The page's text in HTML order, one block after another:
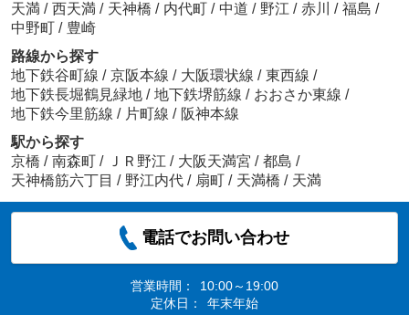
天満 / 西天満 / 天神橋 / 内代町 / 中道 / 野江 / 赤川 / 福島 /
中野町 / 豊崎
路線から探す
地下鉄谷町線 / 京阪本線 / 大阪環状線 / 東西線 /
地下鉄長堀鶴見緑地 / 地下鉄堺筋線 / おおさか東線 /
地下鉄今里筋線 / 片町線 / 阪神本線
駅から探す
京橋 / 南森町 / ＪＲ野江 / 大阪天満宮 / 都島 /
天神橋筋六丁目 / 野江内代 / 扇町 / 天満橋 / 天満
電話でお問い合わせ
営業時間：
10:00～19:00
定休日：
年末年始